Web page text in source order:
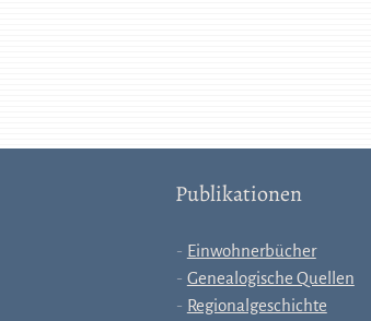
Publikationen
Einwohnerbücher
Genealogische Quellen
Regionalgeschichte